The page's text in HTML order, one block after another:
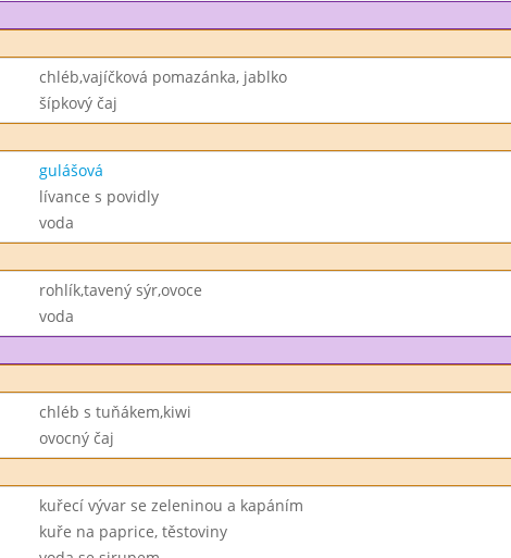
chléb,vajíčková pomazánka, jablko
šípkový čaj
gulášová
lívance s povidly
voda
rohlík,tavený sýr,ovoce
voda
chléb s tuňákem,kiwi
ovocný čaj
kuřecí vývar se zeleninou a kapáním
kuře na paprice, těstoviny